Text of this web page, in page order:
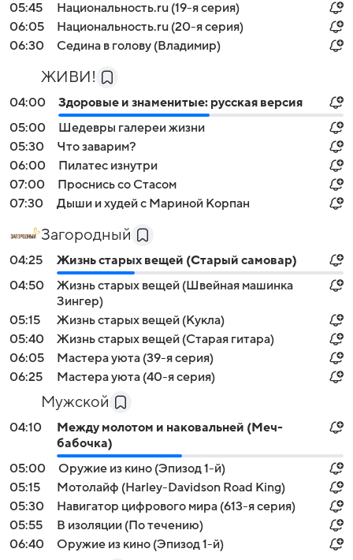
05:45
Национальность.ru (19-я серия)
06:05
Национальность.ru (20-я серия)
06:30
Седина в голову (Владимир)
ЖИВИ!
04:00
Здоровые и знаменитые: русская версия
05:00
Шедевры галереи жизни
05:30
Что заварим?
06:00
Пилатес изнутри
07:00
Проснись со Стасом
07:30
Дыши и худей с Мариной Корпан
Загородный
04:25
Жизнь старых вещей (Старый самовар)
04:50
Жизнь старых вещей (Швейная машинка
Зингер)
05:15
Жизнь старых вещей (Кукла)
05:40
Жизнь старых вещей (Старая гитара)
06:05
Мастера уюта (39-я серия)
06:25
Мастера уюта (40-я серия)
Мужской
04:10
Между молотом и наковальней (Меч-
бабочка)
05:00
Оружие из кино (Эпизод 1-й)
05:15
Мотолайф (Harley-Davidson Road King)
05:30
Навигатор цифрового мира (613-я серия)
05:55
В изоляции (По течению)
06:40
Оружие из кино (Эпизод 1-й)